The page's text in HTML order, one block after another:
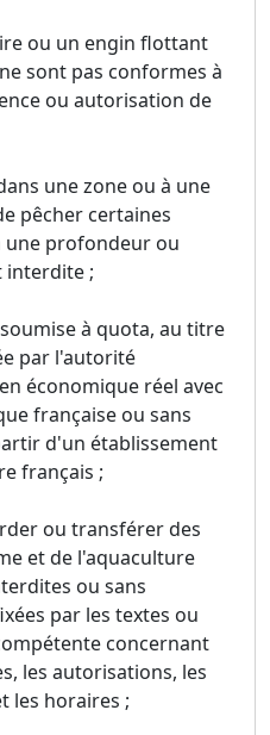
ou un engin flottant
sont pas conformes à
ou autorisation de
une zone ou à une
pêcher certaines
une profondeur ou
interdite ;
à quota, au titre
par l'autorité
économique réel avec
française ou sans
d'un établissement
français ;
ou transférer des
et de l'aquaculture
ou sans
par les textes ou
concernant
les autorisations, les
les horaires ;